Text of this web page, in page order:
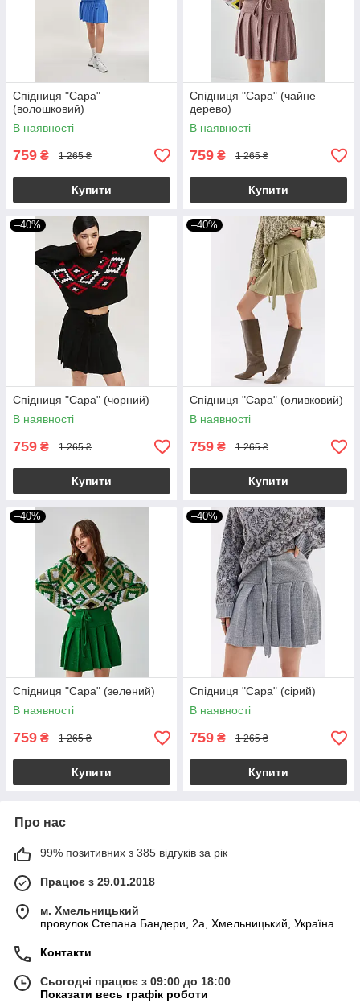
Спідниця "Сара"
(волошковий)
В наявності
759 ₴ 1 265 ₴
Купити
Спідниця "Сара" (чайне
дерево)
В наявності
759 ₴ 1 265 ₴
Купити
–40%
Спідниця "Сара" (чорний)
В наявності
759 ₴ 1 265 ₴
Купити
–40%
Спідниця "Сара" (оливковий)
В наявності
759 ₴ 1 265 ₴
Купити
–40%
Спідниця "Сара" (зелений)
В наявності
759 ₴ 1 265 ₴
Купити
–40%
Спідниця "Сара" (сірий)
В наявності
759 ₴ 1 265 ₴
Купити
Про нас
99% позитивних з 385 відгуків за рік
Працює з 29.01.2018
м. Хмельницький
провулок Степана Бандери, 2a, Хмельницький, Україна
Контакти
Сьогодні працює з 09:00 до 18:00
Показати весь графік роботи